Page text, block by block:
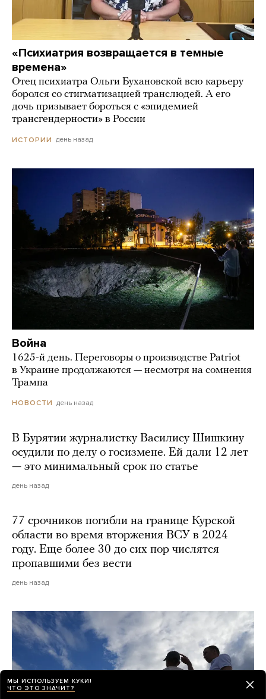
«Психиатрия возвращается в темные
времена»
Отец психиатра Ольги Бухановской всю карьеру
боролся со стигматизацией транслюдей. А его
дочь призывает бороться с «эпидемией
трансгендерности» в России
ИСТОРИИ день назад
Война
1625-й день. Переговоры о производстве Patriot
в Украине продолжаются — несмотря на сомнения
Трампа
НОВОСТИ день назад
В Бурятии журналистку Василису Шишкину
осудили по делу о госизмене. Ей дали 12 лет
— это минимальный срок по статье
день назад
77 срочников погибли на границе Курской
области во время вторжения ВСУ в 2024
году. Еще более 30 до сих пор числятся
пропавшими без вести
день назад
МЫ ИСПОЛЬЗУЕМ КУКИ!
ЧТО ЭТО ЗНАЧИТ?